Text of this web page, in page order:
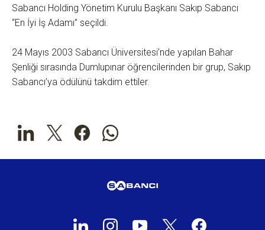
Sabancı Holding Yönetim Kurulu Başkanı Sakıp Sabancı
“En İyi İş Adamı” seçildi.
24 Mayıs 2003 Sabancı Üniversitesi’nde yapılan Bahar
Şenliği sırasında Dumlupınar öğrencilerinden bir grup, Sakıp
Sabancı’ya ödülünü takdim ettiler.